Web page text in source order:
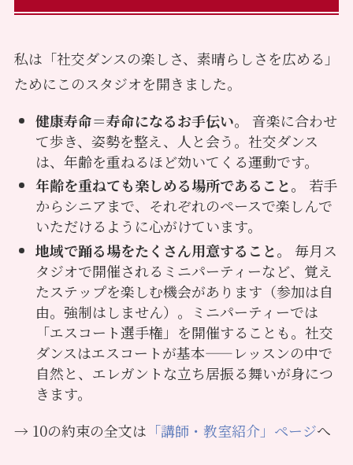
私は「社交ダンスの楽しさ、素晴らしさを広める」
ためにこのスタジオを開きました。
健康寿命＝寿命になるお手伝い。
音楽に合わせ
て歩き、姿勢を整え、人と会う。社交ダンス
は、年齢を重ねるほど効いてくる運動です。
年齢を重ねても楽しめる場所であること。
若手
からシニアまで、それぞれのペースで楽しんで
いただけるように心がけています。
地域で踊る場をたくさん用意すること。
毎月ス
タジオで開催されるミニパーティーなど、覚え
たステップを楽しむ機会があります（参加は自
由。強制はしません）。ミニパーティーでは
「エスコート選手権」を開催することも。社交
ダンスはエスコートが基本——レッスンの中で
自然と、エレガントな立ち居振る舞いが身につ
きます。
→ 10の約束の全文は 「講師・教室紹介」ページへ